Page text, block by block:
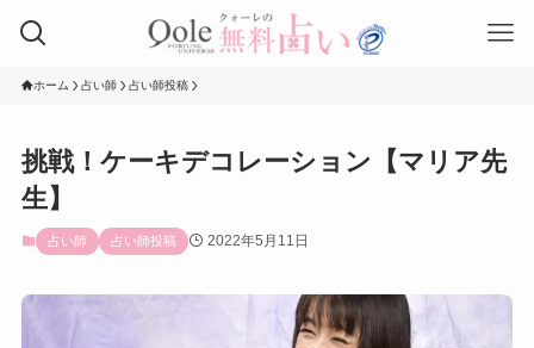
ホーム 占い師 占い師投稿
挑戦！ケーキデコレーション【マリア先
生】
占い師 占い師投稿 2022年5月11日